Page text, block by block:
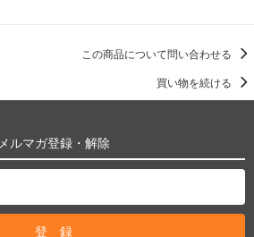
この商品について問い合わせる
買い物を続ける
メルマガ登録・解除